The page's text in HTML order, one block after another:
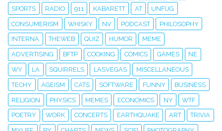
SPORTS RADIO 911 KABARETT AT UNFUG
CONSUMERISM WHISKY NV PODCAST PHILOSOPHY
INTERNA THEWEB QUIZ HUMOR MEME
ADVERTISING BFTP COOKING COMICS GAMES NE
WY LA SQUIRRELS LASVEGAS MISCELLANEOUS
TECHY AGEISM CATS SOFTWARE FUNNY BUSINESS
RELIGION PHYSICS MEMES ECONOMICS NY WTF
POETRY WORK CONCERTS EARTHQUAKE ART TRIVIA